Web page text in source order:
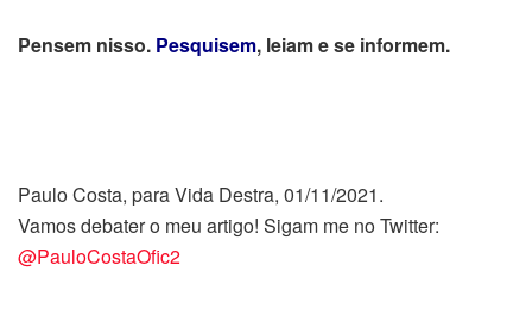
Pensem nisso. Pesquisem, leiam e se informem.
Paulo Costa, para Vida Destra, 01/11/2021.
Vamos debater o meu artigo! Sigam me no Twitter:
@PauloCostaOfic2